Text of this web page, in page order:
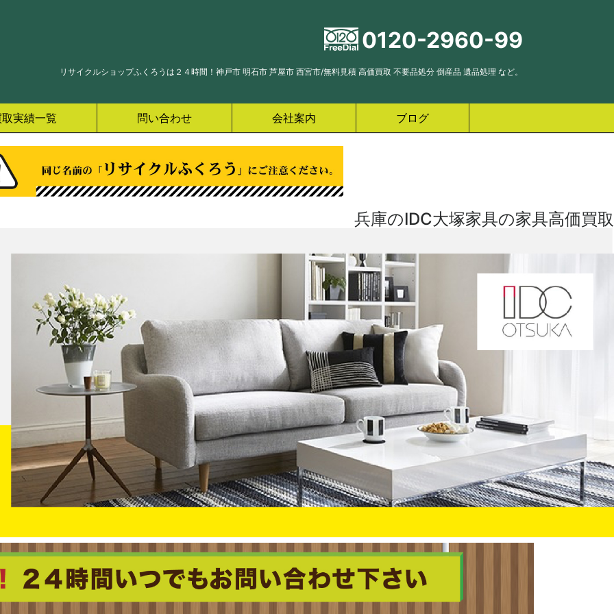
0120-2960-99
リサイクルショップふくろうは２４時間！神戸市 明石市 芦屋市 西宮市/無料見積 高価買取 不要品処分 倒産品 遺品処理 など。
実績一覧 問い合わせ 会社案内 ブログ
兵庫のIDC大塚家具の家具高価買取